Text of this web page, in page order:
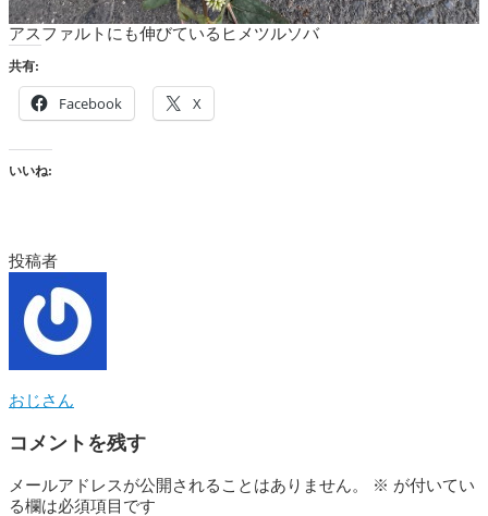
アスファルトにも伸びているヒメツルソバ
共有:
Facebook X
いいね:
投稿者
おじさん
コメントを残す
メールアドレスが公開されることはありません。 ※ が付いてい
る欄は必須項目です